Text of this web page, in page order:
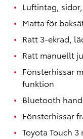
Luftintag,
Matta för
Ratt 3-ekrad,
Ratt manuellt
Fönsterhissar
funktion
Bluetooth
Fönsterhissar
Toyota Touch